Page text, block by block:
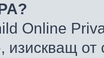
Online
изискващ от